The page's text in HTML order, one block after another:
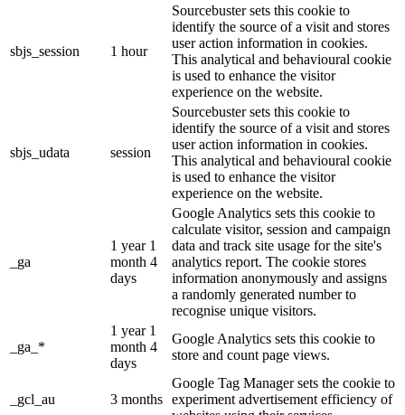
sbjs_session 1 hour
Sourcebuster sets this cookie to
identify the source of a visit and stores
user action information in cookies.
This analytical and behavioural cookie
is used to enhance the visitor
experience on the website.
sbjs_udata session
Sourcebuster sets this cookie to
identify the source of a visit and stores
user action information in cookies.
This analytical and behavioural cookie
is used to enhance the visitor
experience on the website.
_ga
1 year 1
month 4
days
Google Analytics sets this cookie to
calculate visitor, session and campaign
data and track site usage for the site's
analytics report. The cookie stores
information anonymously and assigns
a randomly generated number to
recognise unique visitors.
_ga_*
1 year 1
month 4
days
Google Analytics sets this cookie to
store and count page views.
_gcl_au 3 months
Google Tag Manager sets the cookie to
experiment advertisement efficiency of